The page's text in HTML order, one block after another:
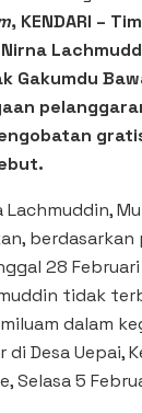
, KENDARI –
Gakumdu
Lachmuddin,
28
tidak
dalam
Desa Uepai,
Selasa 5